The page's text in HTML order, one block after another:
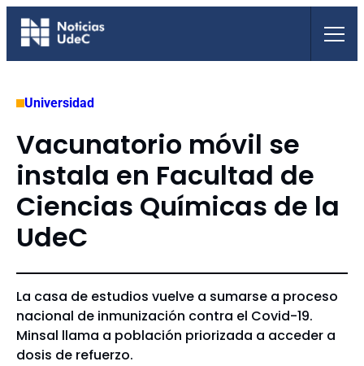
Saltar
Universidad
Vacunatorio móvil se
instala en Facultad de
Ciencias Químicas de la
UdeC
La casa de estudios vuelve a sumarse a proceso
nacional de inmunización contra el Covid-19.
Minsal llama a población priorizada a acceder a
dosis de refuerzo.